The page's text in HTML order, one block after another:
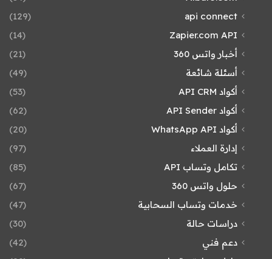
api connect
(129)
Zapier.com API
(14)
أخبار واتس 360
(21)
أسئلة شائعة
(49)
أكواد API CRM
(53)
أكواد API Sender
(62)
أكواد WhatsApp API
(20)
إدارة العملاء
(97)
تكامل وتساب API
(85)
حلول واتس 360
(67)
خدمات وتساب السحابية
(47)
دراسات حالة
(30)
دعم فني
(42)